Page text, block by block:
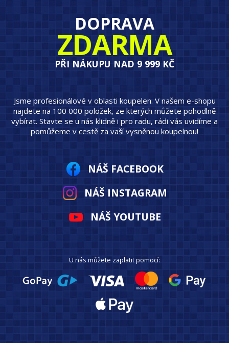
DOPRAVA
ZDARMA
PŘI NÁKUPU NAD 9 999 KČ
Jsme profesionálové v oblasti koupelen. V našem e-shopu
najdete na 100 000 položek, ze kterých můžete pohodlně
vybírat. Stavte se u nás klidně i pro radu, rádi vás uvidíme a
pomůžeme v cestě za vaší vysněnou koupelnou!
NÁŠ FACEBOOK
NÁŠ INSTAGRAM
NÁŠ YOUTUBE
U nás můžete zaplatit pomocí: